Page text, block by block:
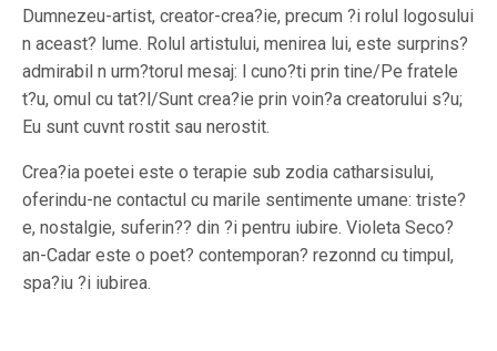
Dumnezeu-artist, creator-crea?ie, precum ?i rolul logosului
n aceast? lume. Rolul artistului, menirea lui, este surprins?
admirabil n urm?torul mesaj: l cuno?ti prin tine/Pe fratele
t?u, omul cu tat?l/Sunt crea?ie prin voin?a creatorului s?u;
Eu sunt cuvnt rostit sau nerostit.
Crea?ia poetei este o terapie sub zodia catharsisului,
oferindu-ne contactul cu marile sentimente umane: triste?
e, nostalgie, suferin?? din ?i pentru iubire. Violeta Seco?
an-Cadar este o poet? contemporan? rezonnd cu timpul,
spa?iu ?i iubirea.